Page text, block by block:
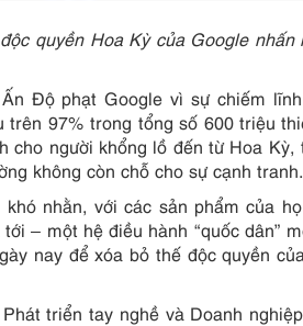
quyền Hoa Kỳ của Google
Độ phạt Google vì sự chiếm
97% trong tổng số 600 triệu
cho người khổng lồ đến từ Hoa
không còn chỗ cho sự cạnh tranh.
nhằn, với các sản phẩm của
– một hệ điều hành “quốc dân”
nay để xóa bỏ thế độc quyền
triển tay nghề và Doanh